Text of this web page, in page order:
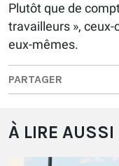
Plutôt que de
travailleurs »,
eux-mêmes.
PARTAGER
À LIRE AUSSI